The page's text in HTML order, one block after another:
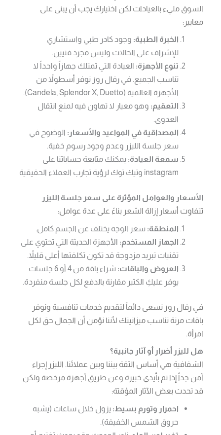
السوق مليء بالعيادات لكن اختيارك يجب أن يبنى على
معايير:
الخبرة الطبية: وجود كادر طبي واستشاري
للإشراف على الحالات وليس مجرد فنيين.
تنوع الأجهزة: العيادة التي تمتلك جهازاً واحداً لا
تناسب الجميع. في رفال روز نوفر أسطولاً من
الأجهزة العالمية (Candela, Splendor X, Duetto).
التعقيم: وهو معيار لا تهاون فيه لمنع انتقال
العدوى.
المصداقية في المواعيد والأسعار: الوضوح في
سعر جلسة الليزر وعدم وجود رسوم خفية.
سمعة العيادة: يمكنك متابعة حساباتنا على
instagram وتيك توك لرؤية تجارب العملاء الحقيقية
الأسعار والعوامل المؤثرة على سعر جلسة الليزر
تتفاوت أسعار إزالة الشعر بناءً على عدة عوامل:
المنطقة: سعر الوجه يختلف عن الجسم كامل.
الجهاز المستخدم: الأجهزة الحديثة التي تحتوي على
تقنيات تبريد مزدوجة قد تكون تكلفتها أعلى قليلاً.
العروض والباقات:
شراء باقة من 4 أو 6 جلسات
يوفر عليكِ الكثير مقارنة بالدفع لكل جلسة منفردة.
في رفال روز نسعى دائماً لتقديم خدمات تنافسية ونوفر
باقات مرنة تناسب ميزانيتك لأننا نؤمن أن الجمال حق لكل
امرأة.
هل لليزر أضرار أو آثار جانبية؟
الشفافية هي أساس الثقة بيننا وبين عملائنا. الليزر إجراء
آمن جداً إذا تم بأيدي خبيرة وعن طريق أجهزة مرخصة ولكن
قد تحدث بعض الآثار المؤقتة:
احمرار وتورم بسيط: يزول خلال ساعات (يشبه
حروق الشمس الخفيفة).